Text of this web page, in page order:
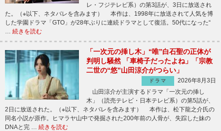
レ・フジテレビ系）の第3話が、3日に放送され
た。（※以下、ネタバレを含みます） 本作は、1998年に放送されて人気を博
した学園ドラマ「GTO」が28年ぶりに連続ドラマとして復活。50代になった“
… 続きを読む
「一次元の挿し木」“唯”白石聖の正体が
判明し騒然 「車椅子だったよね」「宗教
二世の“悠”山田涼介がつらい」
ドラマ
2026年8月3日
山田涼介が主演するドラマ「一次元の挿し
木」（読売テレビ・日本テレビ系）の第5話が、
2日に放送された。（※以下、ネタバレを含みます） 本作は、松下龍之介氏の
同名小説が原作。ヒマラヤ山中で発掘された200年前の人骨が、失踪した妹の
DNAと完 … 続きを読む